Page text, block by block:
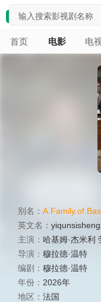
首页 电影 电
别名：
英文名：
主演： 哈基姆·杰米利
导演： 穆拉德·温特
编剧： 穆拉德·温特
年份： 2026年
地区： 法国